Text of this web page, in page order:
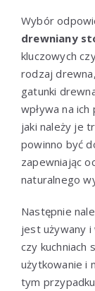
Wybór
drewniany
kluczowych
rodzaj
gatunki
wpływa na
jaki należy je
powinno być
zapewniając
naturalnego
Następnie
jest używany i
czy kuchniach
użytkowanie i
tym